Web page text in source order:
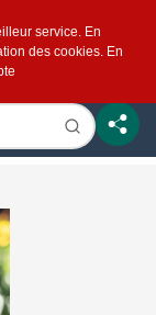
service. En
des cookies. En